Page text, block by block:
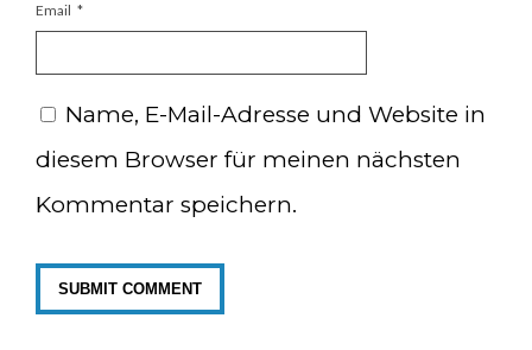
Email *
Name, E-Mail-Adresse und Website in
diesem Browser für meinen nächsten
Kommentar speichern.